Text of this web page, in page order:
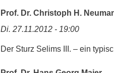
Prof. Dr. Christoph H.
Di. 27.11.2012 - 19:00
Der Sturz Selims III. – ein